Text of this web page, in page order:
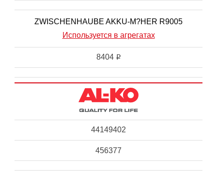
ZWISCHENHAUBE AKKU-M?HER R9005
Используется в агрегатах
8404 i
44149402
456377